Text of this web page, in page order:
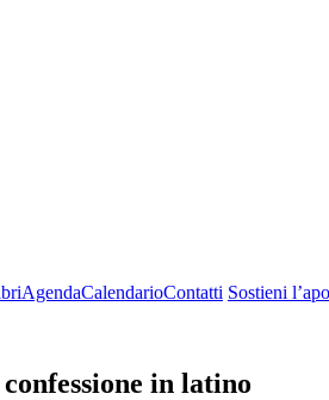
AgendaCalendarioContatti Sostieni
in latino